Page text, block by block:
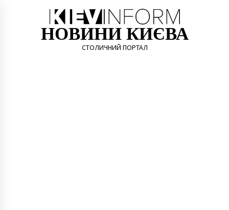
НОВИНИ КИЄВА
СТОЛИЧНИЙ ПОРТАЛ